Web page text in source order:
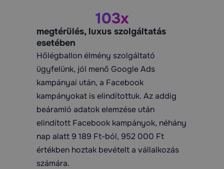
103x
megtérülés, luxus szolgáltatás
esetében
Hőlégballon élmény szolgáltató
ügyfelünk, jól menő Google Ads
kampányai után, a Facebook
kampányokat is elindítottuk. Az addig
beáramló adatok elemzése után
elindított Facebook kampányok, néhány
nap alatt 9 189 Ft-ból, 952 000 Ft
értékben hoztak bevételt a vállalkozás
számára.